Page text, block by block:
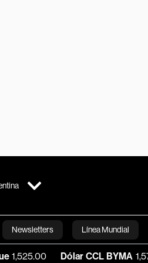
Newsletters Línea Mundial
Bloomberg
Dólar CCL BYMA 1,578.74